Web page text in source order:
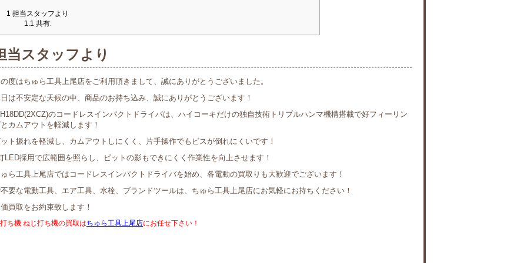
1 担当スタッフより
1.1 共有:
当スタッフより
度はちゅら工具上尾店をご利用頂きまして、誠にありがとうございました。
は不安定な天候の中、商品のお持ち込み、誠にありがとうございます！
のコードレスインパクトドライバは、ハイコーキだけの独自技術トリプルハンマ機構搭載で好フィーリン
カムアウトを軽減します！
ト振れを軽減し、カムアウトしにくく、片手操作でもビスが倒れにくいです！
LED採用で広範囲を照らし、ビットの影もできにくく作業性を向上させます！
ら工具上尾店ではコードレスインパクトドライバを始め、各電動の買取りも大歓迎でございます！
要な電動工具、エア工具、水栓、ブランドツールは、ちゅら工具上尾店にお気軽にお持ちください！
買取をお約束致します！
ち機 ねじ打ち機の買取はちゅら工具上尾店にお任せ下さい！